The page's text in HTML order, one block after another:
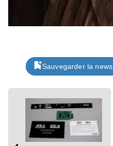
Sauvegarder la news